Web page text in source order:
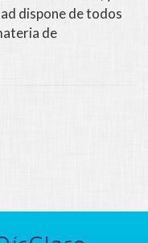
dispone de todos
de